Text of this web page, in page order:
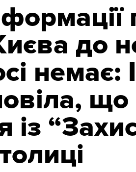
до
немає:
що
із